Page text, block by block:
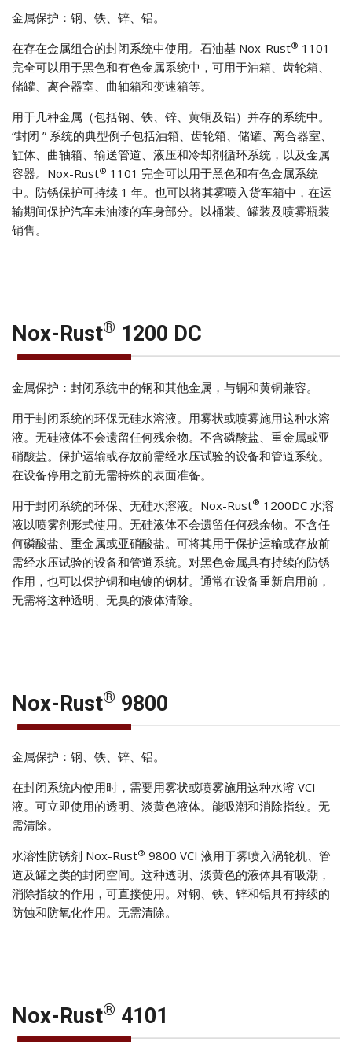
金属保护：钢、铁、锌、铝。
在存在金属组合的封闭系统中使用。石油基 Nox-Rust® 1101
完全可以用于黑色和有色金属系统中，可用于油箱、齿轮箱、
储罐、离合器室、曲轴箱和变速箱等。
用于几种金属（包括钢、铁、锌、黄铜及铝）并存的系统中。
“封闭 ” 系统的典型例子包括油箱、齿轮箱、储罐、离合器室、
缸体、曲轴箱、输送管道、液压和冷却剂循环系统，以及金属
容器。Nox-Rust® 1101 完全可以用于黑色和有色金属系统
中。防锈保护可持续 1 年。也可以将其雾喷入货车箱中，在运
输期间保护汽车未油漆的车身部分。以桶装、罐装及喷雾瓶装
销售。
Nox-Rust® 1200 DC
金属保护：封闭系统中的钢和其他金属，与铜和黄铜兼容。
用于封闭系统的环保无硅水溶液。用雾状或喷雾施用这种水溶
液。无硅液体不会遗留任何残余物。不含磷酸盐、重金属或亚
硝酸盐。保护运输或存放前需经水压试验的设备和管道系统。
在设备停用之前无需特殊的表面准备。
用于封闭系统的环保、无硅水溶液。Nox-Rust® 1200DC 水溶
液以喷雾剂形式使用。无硅液体不会遗留任何残余物。不含任
何磷酸盐、重金属或亚硝酸盐。可将其用于保护运输或存放前
需经水压试验的设备和管道系统。对黑色金属具有持续的防锈
作用，也可以保护铜和电镀的钢材。通常在设备重新启用前，
无需将这种透明、无臭的液体清除。
Nox-Rust® 9800
金属保护：钢、铁、锌、铝。
在封闭系统内使用时，需要用雾状或喷雾施用这种水溶 VCI
液。可立即使用的透明、淡黄色液体。能吸潮和消除指纹。无
需清除。
水溶性防锈剂 Nox-Rust® 9800 VCI 液用于雾喷入涡轮机、管
道及罐之类的封闭空间。这种透明、淡黄色的液体具有吸潮，
消除指纹的作用，可直接使用。对钢、铁、锌和铝具有持续的
防蚀和防氧化作用。无需清除。
Nox-Rust® 4101